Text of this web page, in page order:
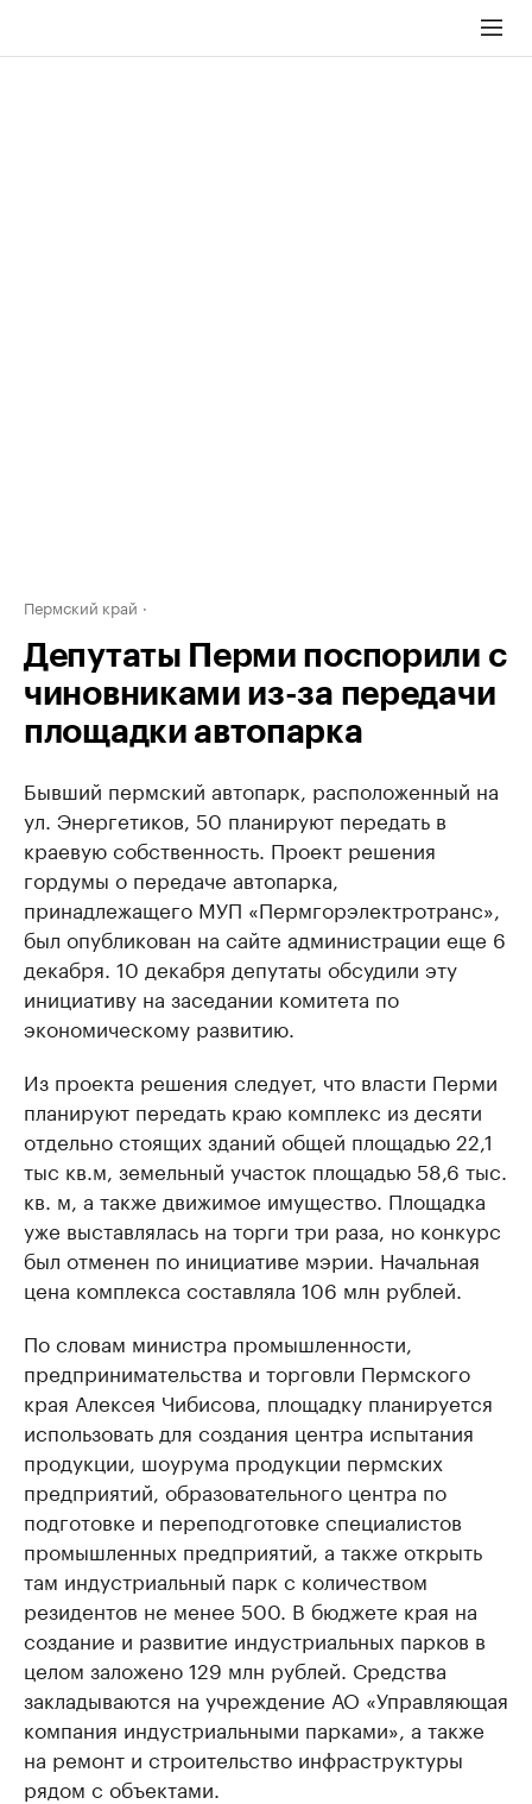
Пермский край
Депутаты Перми поспорили с
чиновниками из-за передачи
площадки автопарка
Бывший пермский автопарк, расположенный на
ул. Энергетиков, 50 планируют передать в
краевую собственность. Проект решения
гордумы о передаче автопарка,
принадлежащего МУП «Пермгорэлектротранс»,
был опубликован на сайте администрации еще 6
декабря. 10 декабря депутаты обсудили эту
инициативу на заседании комитета по
экономическому развитию.
Из проекта решения следует, что власти Перми
планируют передать краю комплекс из десяти
отдельно стоящих зданий общей площадью 22,1
тыс кв.м, земельный участок площадью 58,6 тыс.
кв. м, а также движимое имущество. Площадка
уже выставлялась на торги три раза, но конкурс
был отменен по инициативе мэрии. Начальная
цена комплекса составляла 106 млн рублей.
По словам министра промышленности,
предпринимательства и торговли Пермского
края Алексея Чибисова, площадку планируется
использовать для создания центра испытания
продукции, шоурума продукции пермских
предприятий, образовательного центра по
подготовке и переподготовке специалистов
промышленных предприятий, а также открыть
там индустриальный парк с количеством
резидентов не менее 500. В бюджете края на
создание и развитие индустриальных парков в
целом заложено 129 млн рублей. Средства
закладываются на учреждение АО «Управляющая
компания индустриальными парками», а также
на ремонт и строительство инфраструктуры
рядом с объектами.